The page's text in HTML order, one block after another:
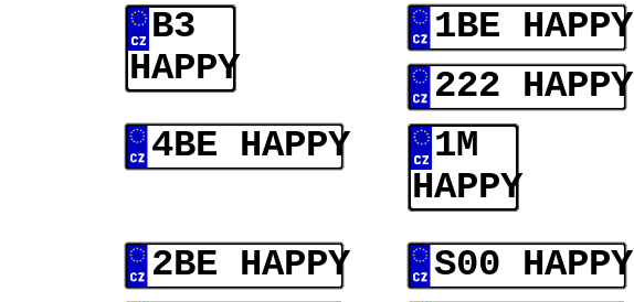
B3
HAPPY
1BE HAPPY
222 HAPPY
4BE HAPPY
1M
HAPPY
2BE HAPPY
S00 HAPPY